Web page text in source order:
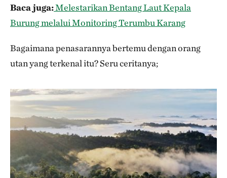
Baca juga:Melestarikan Bentang Laut Kepala
Burung melalui Monitoring Terumbu Karang
Bagaimana penasarannya bertemu dengan orang
utan yang terkenal itu? Seru ceritanya;